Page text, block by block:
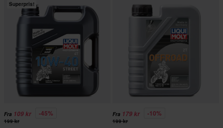
Superpris!
Fra 109 kr -45%
199 kr
Fra 179 kr -10%
199 kr